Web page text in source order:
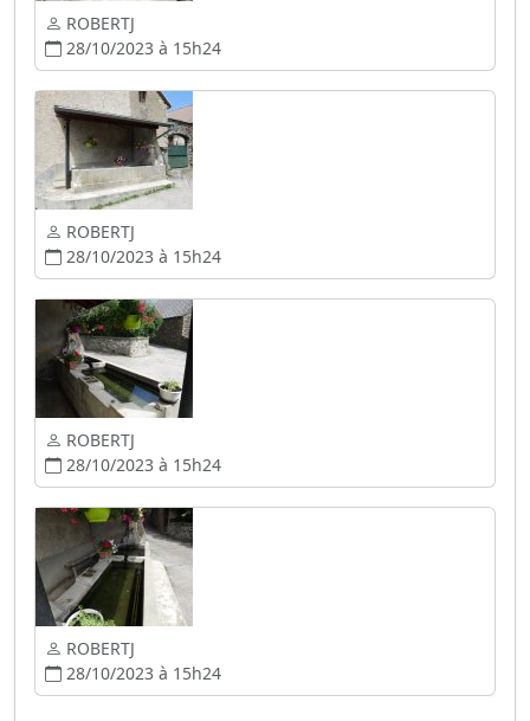
ROBERTJ
28/10/2023 à 15h24
ROBERTJ
28/10/2023 à 15h24
ROBERTJ
28/10/2023 à 15h24
ROBERTJ
28/10/2023 à 15h24